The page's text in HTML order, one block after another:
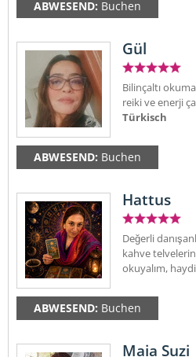
ABWESEND: Buchen
Gül
Bilinçaltı
reiki ve enerji
Türkisch
ABWESEND: Buchen
Hattus
Değerli
kahve
okuyalım,
ABWESEND: Buchen
Maia Suzi